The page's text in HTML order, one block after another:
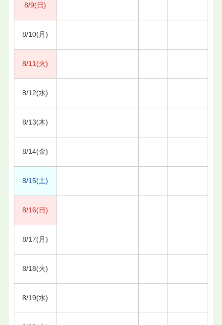
8/9(日)
8/10(月)
8/11(火)
8/12(水)
8/13(木)
8/14(金)
8/15(土)
8/16(日)
8/17(月)
8/18(火)
8/19(水)